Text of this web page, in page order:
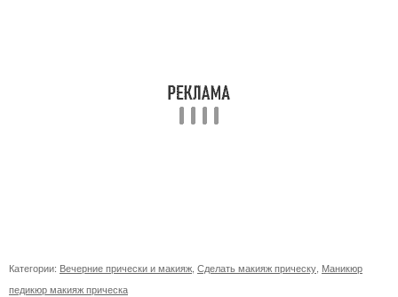
Категории: Вечерние прически и макияж Сделать макияж прическу Маникюр
педикюр макияж прическа